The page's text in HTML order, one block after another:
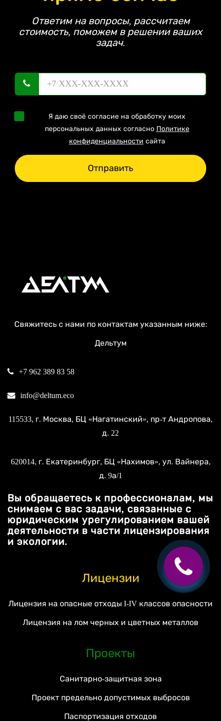
Ответим на вопросы, рассчитаем
стоимость, поможем в решении ваших
задач.
Я даю своё согласие на обработку моих
персональных данных согласно Политике
конфиденциальности сайта
Отправить
Свяжитесь с нами по контактам указанным ниже:
Дельтум
+7 962 389 83 58
info@deltum.eco
115533, г. Москва, БЦ «Нагатинский», пр-т Андропова,
д. 22
620014, г. Екатеринбург, БЦ «Нахимов», ул. Вайнера,
д. 9а/1
Вы обращаетесь к профессионалам, мы
снимаем с вас задачи, связанные с
юридическим урегулированием вашей
деятельности в части лицензирования
и экологии.
Лицензии
Лицензия на опасные отходы I-IV классов опасности
Лицензия на лом черных и цветных металлов
Проекты
Санитарно-защитная зона
Проект предельно допустимых выбросов
Паспортизация отходов